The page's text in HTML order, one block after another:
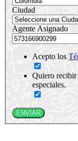
Ciudad
Agente Asignado
Acepto los
Quiero recibir
especiales.
ENVIAR